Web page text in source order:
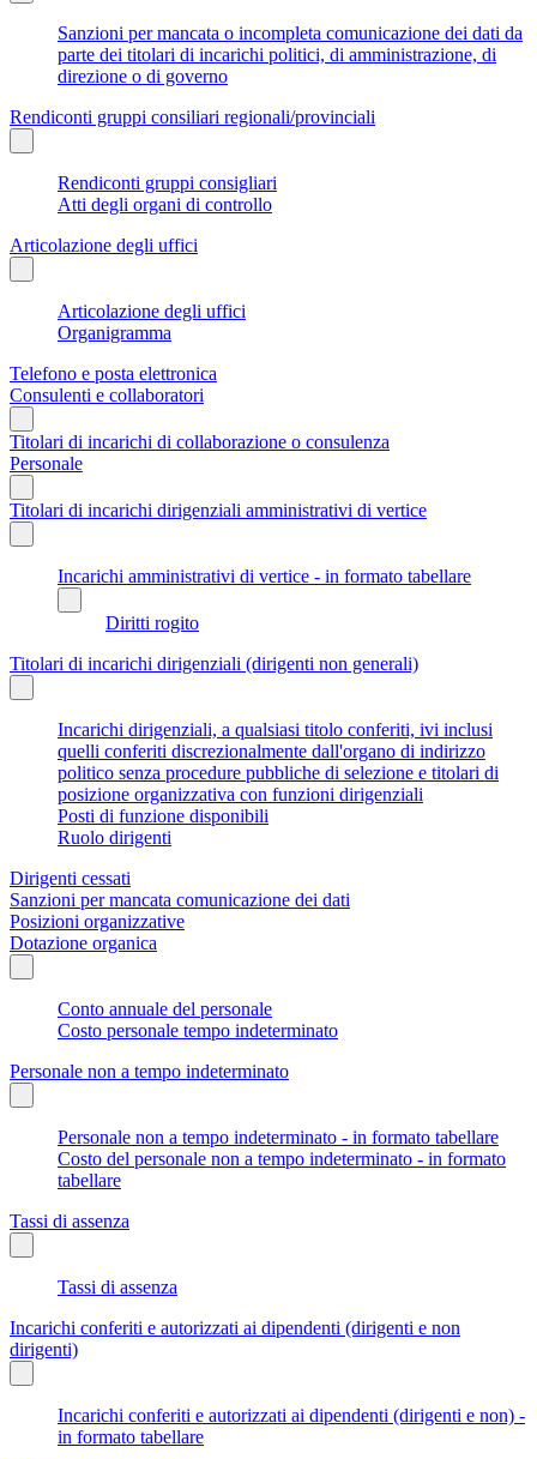
Sanzioni per mancata o incompleta comunicazione dei dati da
parte dei titolari di incarichi politici, di amministrazione, di
direzione o di governo
Rendiconti gruppi consiliari regionali/provinciali
Rendiconti gruppi consigliari
Atti degli organi di controllo
Articolazione degli uffici
Articolazione degli uffici
Organigramma
Telefono e posta elettronica
Consulenti e collaboratori
Titolari di incarichi di collaborazione o consulenza
Personale
Titolari di incarichi dirigenziali amministrativi di vertice
Incarichi amministrativi di vertice - in formato tabellare
Diritti rogito
Titolari di incarichi dirigenziali (dirigenti non generali)
Incarichi dirigenziali, a qualsiasi titolo conferiti, ivi inclusi
quelli conferiti discrezionalmente dall'organo di indirizzo
politico senza procedure pubbliche di selezione e titolari di
posizione organizzativa con funzioni dirigenziali
Posti di funzione disponibili
Ruolo dirigenti
Dirigenti cessati
Sanzioni per mancata comunicazione dei dati
Posizioni organizzative
Dotazione organica
Conto annuale del personale
Costo personale tempo indeterminato
Personale non a tempo indeterminato
Personale non a tempo indeterminato - in formato tabellare
Costo del personale non a tempo indeterminato - in formato
tabellare
Tassi di assenza
Tassi di assenza
Incarichi conferiti e autorizzati ai dipendenti (dirigenti e non
dirigenti)
Incarichi conferiti e autorizzati ai dipendenti (dirigenti e non) -
in formato tabellare